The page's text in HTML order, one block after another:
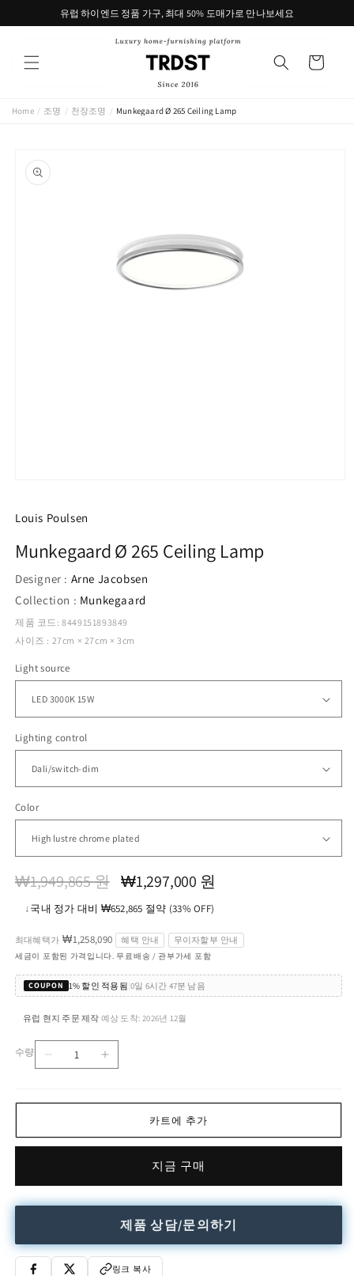
로 건너유럽 하이엔드 정품 가구, 최대 50% 도매가로 만나보세요
트
Home / 조명 / 천장조명 / Munkegaard Ø 265 Ceiling Lamp
보로 건
너뛰기
에
미
디
1
열
Louis Poulsen
Munkegaard Ø 265 Ceiling Lamp
Designer : Arne Jacobsen
Collection : Munkegaard
제품 코드: 8449151893849
사이즈 : 27cm × 27cm × 3cm
Light source
Lighting control
Color
정
₩1,949,865 원
할
가
₩1,297,000 원
↓국내 정가 대비 ₩652,865 절약 (33% OFF)
최대혜택가 ₩1,258,090 혜택 안내 무이자할부 안내
세금이 포함된 가격입니다. 무료배송 / 관부가세 포함
COUPON 1% 할인 적용됨 |0일 6시간 47분 남음
유럽 현지 주문 제작 예상 도착: 2026년 12월
수량
Munkegaard
수
줄
임
Munkegaard
수
늘
림
카트에 추가
지금 구매
제품 상담/문의하기
링크 복사